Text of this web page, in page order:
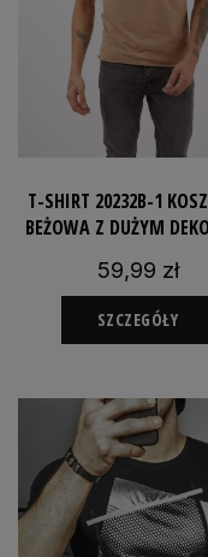
T-SHIRT 20232B-1 KOSZULKA
BEŻOWA Z DUŻYM
59,99 zł
SZCZEGÓŁY